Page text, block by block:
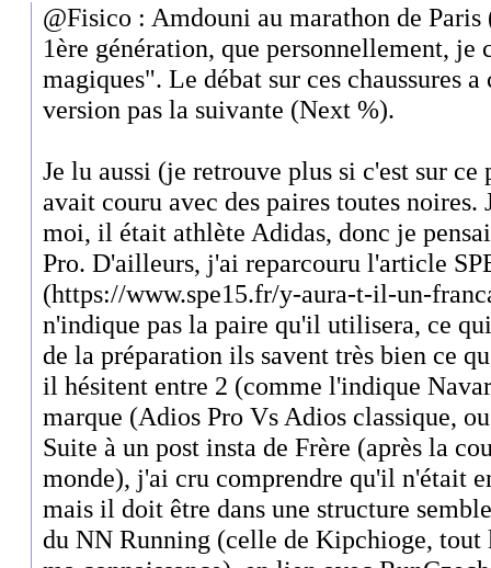
@Fisico : Amdouni au marathon de
1ère génération, que personnellement, je
magiques". Le débat sur ces chaussures
version pas la suivante (Next %).
Je lu aussi (je retrouve plus si c'est sur ce
avait couru avec des paires toutes noires.
moi, il était athlète Adidas, donc je
Pro. D'ailleurs, j'ai reparcouru l'article
(https://www.spe15.fr/y-aura-t-il-un-
n'indique pas la paire qu'il utilisera, ce
de la préparation ils savent très bien ce
il hésitent entre 2 (comme l'indique
marque (Adios Pro Vs Adios classique,
Suite à un post insta de Frère (après la
monde), j'ai cru comprendre qu'il n'était
mais il doit être dans une structure
du NN Running (celle de Kipchioge, tout